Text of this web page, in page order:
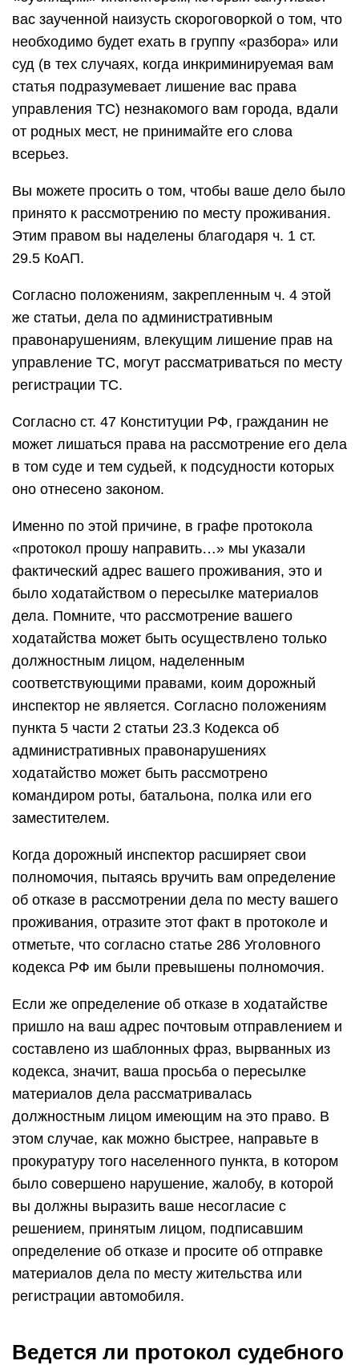
вас заученной наизусть скороговоркой о том, что
необходимо будет ехать в группу «разбора» или
суд (в тех случаях, когда инкриминируемая вам
статья подразумевает лишение вас права
управления ТС) незнакомого вам города, вдали
от родных мест, не принимайте его слова
всерьез.
Вы можете просить о том, чтобы ваше дело было
принято к рассмотрению по месту проживания.
Этим правом вы наделены благодаря ч. 1 ст.
29.5 КоАП.
Согласно положениям, закрепленным ч. 4 этой
же статьи, дела по административным
правонарушениям, влекущим лишение прав на
управление ТС, могут рассматриваться по месту
регистрации ТС.
Согласно ст. 47 Конституции РФ, гражданин не
может лишаться права на рассмотрение его дела
в том суде и тем судьей, к подсудности которых
оно отнесено законом.
Именно по этой причине, в графе протокола
«протокол прошу направить…» мы указали
фактический адрес вашего проживания, это и
было ходатайством о пересылке материалов
дела. Помните, что рассмотрение вашего
ходатайства может быть осуществлено только
должностным лицом, наделенным
соответствующими правами, коим дорожный
инспектор не является. Согласно положениям
пункта 5 части 2 статьи 23.3 Кодекса об
административных правонарушениях
ходатайство может быть рассмотрено
командиром роты, батальона, полка или его
заместителем.
Когда дорожный инспектор расширяет свои
полномочия, пытаясь вручить вам определение
об отказе в рассмотрении дела по месту вашего
проживания, отразите этот факт в протоколе и
отметьте, что согласно статье 286 Уголовного
кодекса РФ им были превышены полномочия.
Если же определение об отказе в ходатайстве
пришло на ваш адрес почтовым отправлением и
составлено из шаблонных фраз, вырванных из
кодекса, значит, ваша просьба о пересылке
материалов дела рассматривалась
должностным лицом имеющим на это право. В
этом случае, как можно быстрее, направьте в
прокуратуру того населенного пункта, в котором
было совершено нарушение, жалобу, в которой
вы должны выразить ваше несогласие с
решением, принятым лицом, подписавшим
определение об отказе и просите об отправке
материалов дела по месту жительства или
регистрации автомобиля.
Ведется ли протокол судебного